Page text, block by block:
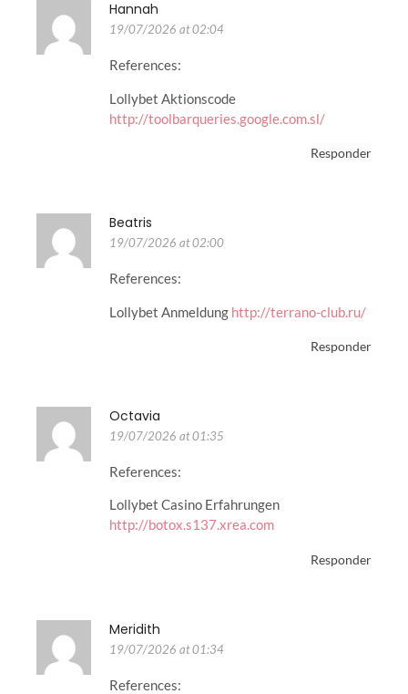
Hannah
19/07/2026 at 02:04
References:
Lollybet Aktionscode
http://toolbarqueries.google.com.sl/
Responder
Beatris
19/07/2026 at 02:00
References:
Lollybet Anmeldung http://terrano-club.ru/
Responder
Octavia
19/07/2026 at 01:35
References:
Lollybet Casino Erfahrungen
http://botox.s137.xrea.com
Responder
Meridith
19/07/2026 at 01:34
References: